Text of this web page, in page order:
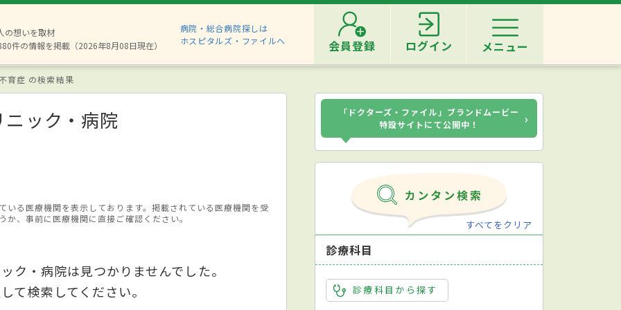
の想いを取材
件の情報を掲載（2026年8月08日現在）
病院・総合病院探しは
ホスピタルズ・ファイルへ
会員登録 ログイン メニュー
育症 の検索結果
ニック・病院
る医療機関を表示しております。掲載されている医療機関を受
、事前に医療機関に直接ご確認ください。
ク・病院は見つかりませんでした。
て検索してください。
「ドクターズ・ファイル」ブランドムービー
特設サイトにて公開中！
›
すべてをクリア
診療科目
診療科目から探す